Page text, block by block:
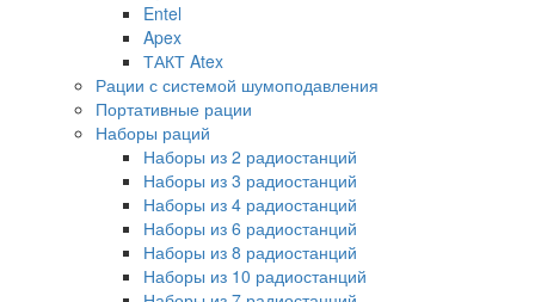
Entel
Apex
ТАКТ Atex
Рации с системой шумоподавления
Портативные рации
Наборы раций
Наборы из 2 радиостанций
Наборы из 3 радиостанций
Наборы из 4 радиостанций
Наборы из 6 радиостанций
Наборы из 8 радиостанций
Наборы из 10 радиостанций